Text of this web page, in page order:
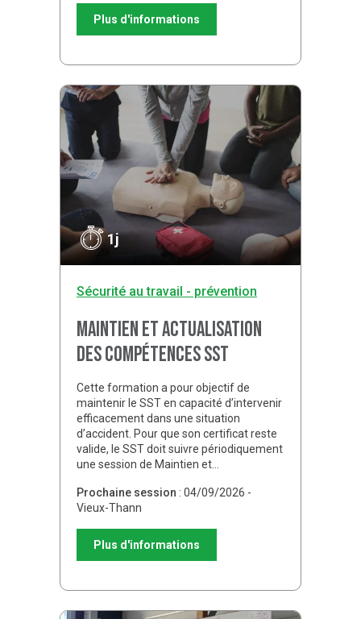
Plus d'informations
1j
Sécurité au travail - prévention
Maintien et actualisation
des compétences SST
Cette formation a pour objectif de
maintenir le SST en capacité d’intervenir
efficacement dans une situation
d’accident. Pour que son certificat reste
valide, le SST doit suivre périodiquement
une session de Maintien et…
Prochaine session : 04/09/2026 -
Vieux-Thann
Plus d'informations